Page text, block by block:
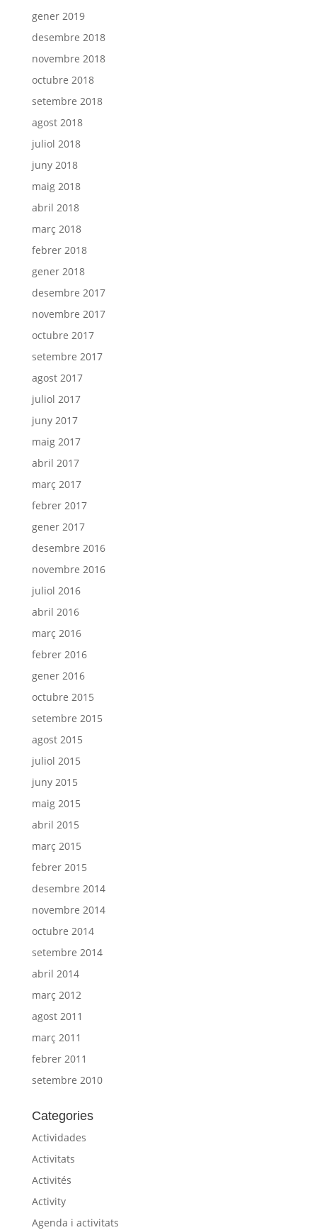
gener 2019
desembre 2018
novembre 2018
octubre 2018
setembre 2018
agost 2018
juliol 2018
juny 2018
maig 2018
abril 2018
març 2018
febrer 2018
gener 2018
desembre 2017
novembre 2017
octubre 2017
setembre 2017
agost 2017
juliol 2017
juny 2017
maig 2017
abril 2017
març 2017
febrer 2017
gener 2017
desembre 2016
novembre 2016
juliol 2016
abril 2016
març 2016
febrer 2016
gener 2016
octubre 2015
setembre 2015
agost 2015
juliol 2015
juny 2015
maig 2015
abril 2015
març 2015
febrer 2015
desembre 2014
novembre 2014
octubre 2014
setembre 2014
abril 2014
març 2012
agost 2011
març 2011
febrer 2011
setembre 2010
Categories
Actividades
Activitats
Activités
Activity
Agenda i activitats